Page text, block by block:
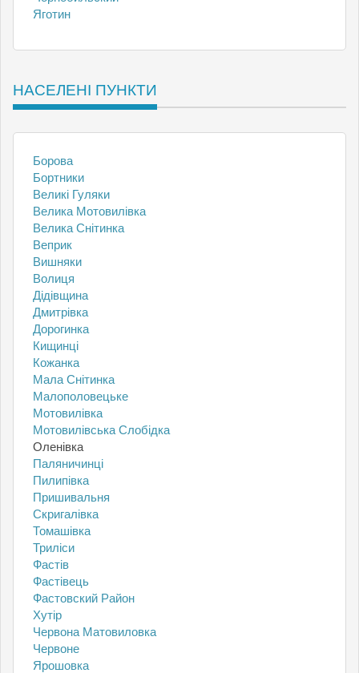
Яготин
НАСЕЛЕНІ ПУНКТИ
Борова
Бортники
Великі Гуляки
Велика Мотовилівка
Велика Снітинка
Веприк
Вишняки
Волиця
Дідівщина
Дмитрівка
Дорогинка
Кищинці
Кожанка
Мала Снітинка
Малополовецьке
Мотовилівка
Мотовилівська Слобідка
Оленівка
Паляничинці
Пилипівка
Пришивальня
Скригалівка
Томашівка
Триліси
Фастів
Фастівець
Фастовский Район
Хутір
Червона Матовиловка
Червоне
Ярошовка